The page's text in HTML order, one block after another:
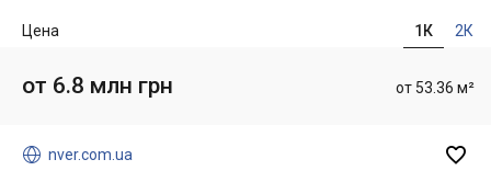
1К 2К
Цена
от 53.36 м²
от 6.8 млн грн
 nver.com.ua 